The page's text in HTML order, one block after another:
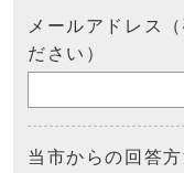
メールアドレス
ださい）
当市からの回答